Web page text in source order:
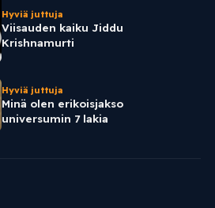
Hyviä juttuja
Viisauden kaiku Jiddu
Krishnamurti
Hyviä juttuja
Minä olen erikoisjakso
universumin 7 lakia